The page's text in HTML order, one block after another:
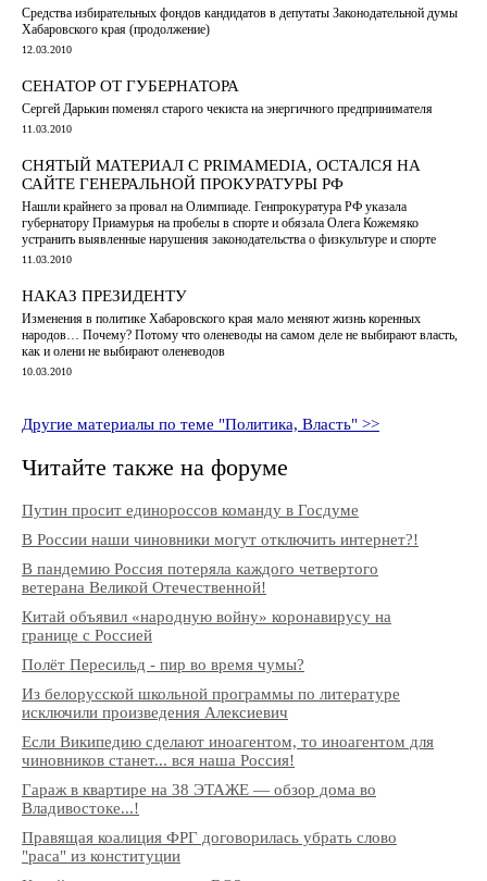
Средства избирательных фондов кандидатов в депутаты Законодательной думы
Хабаровского края (продолжение)
12.03.2010
СЕНАТОР ОТ ГУБЕРНАТОРА
Сергей Дарькин поменял старого чекиста на энергичного предпринимателя
11.03.2010
СНЯТЫЙ МАТЕРИАЛ С PRIMAMEDIA, ОСТАЛСЯ НА
САЙТЕ ГЕНЕРАЛЬНОЙ ПРОКУРАТУРЫ РФ
Нашли крайнего за провал на Олимпиаде. Генпрокуратура РФ указала
губернатору Приамурья на пробелы в спорте и обязала Олега Кожемяко
устранить выявленные нарушения законодательства о физкультуре и спорте
11.03.2010
НАКАЗ ПРЕЗИДЕНТУ
Изменения в политике Хабаровского края мало меняют жизнь коренных
народов… Почему? Потому что оленеводы на самом деле не выбирают власть,
как и олени не выбирают оленеводов
10.03.2010
Другие материалы по теме "Политика, Власть" >>
Читайте также на форуме
Путин просит единороссов команду в Госдуме
В России наши чиновники могут отключить интернет?!
В пандемию Россия потеряла каждого четвертого
ветерана Великой Отечественной!
Китай объявил «народную войну» коронавирусу на
границе с Россией
Полёт Пересильд - пир во время чумы?
Из белорусской школьной программы по литературе
исключили произведения Алексиевич
Если Википедию сделают иноагентом, то иноагентом для
чиновников станет... вся наша Россия!
Гараж в квартире на 38 ЭТАЖЕ — обзор дома во
Владивостоке...!
Правящая коалиция ФРГ договорилась убрать слово
"раса" из конституции